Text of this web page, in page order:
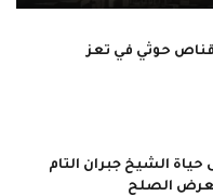
حوثي في تعز
الشيخ جبران التام
الصلح